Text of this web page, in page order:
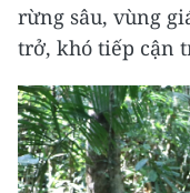
rừng sâu, vùng
trở, khó tiếp cận